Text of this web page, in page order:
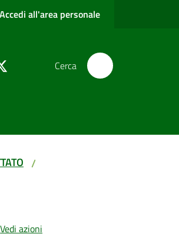
Accedi all'area personale
Cerca
/
Vedi azioni